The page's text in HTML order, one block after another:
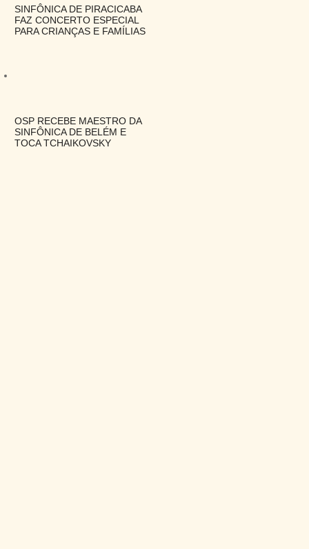
SINFÔNICA DE PIRACICABA
FAZ CONCERTO ESPECIAL
PARA CRIANÇAS E FAMÍLIAS
OSP RECEBE MAESTRO DA
SINFÔNICA DE BELÉM E
TOCA TCHAIKOVSKY